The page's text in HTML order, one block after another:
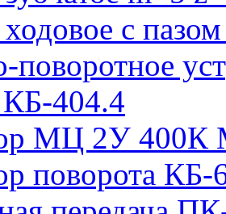
с
поворотное
КБ-404.4
МЦ 2У 400К
поворота КБ-